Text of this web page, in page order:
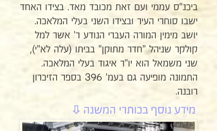
ביכנ"ס עממי ועם זאת מכובד מאד. בצידו האחד
ישבו סוחרי העיר ובצידו השני בעלי המלאכה.
יושב מימין המורה העברי הנודע ר' אשר למל
קולקר שניהל "חדר מתוקן" בביתו (עלה לא"י),
שני משמאל הוא יו"ר איגוד בעלי המלאכה.
התמונה מופיעה גם בעמ' 396 בספר הזיכרון
רובנה.